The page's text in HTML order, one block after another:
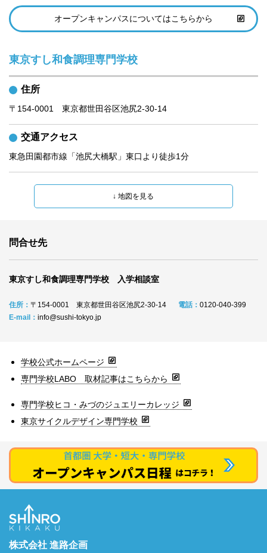
オープンキャンパスについてはこちらから
東京すし和食調理専門学校
住所
〒154-0001　東京都世田谷区池尻2-30-14
交通アクセス
東急田園都市線「池尻大橋駅」東口より徒歩1分
問合せ先
東京すし和食調理専門学校 入学相談室
住所： 〒154-0001 東京都世田谷区池尻2-30-14 電話： 0120-040-399
E-mail： info@sushi-tokyo.jp
学校公式ホームページ
専門学校LABO 取材記事はこちらから
専門学校ヒコ・みづのジュエリーカレッジ
東京サイクルデザイン専門学校
株式会社 進路企画